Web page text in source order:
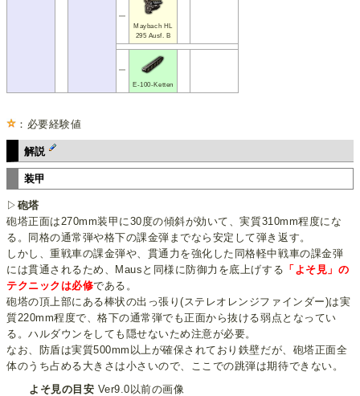
━
Maybach HL
295 Ausf. B
━
E-100-Ketten
：必要経験値
解説
装甲
▷ 砲塔
砲塔正面は270mm装甲に30度の傾斜が効いて、実質310mm程度にな
る。同格の通常弾や格下の課金弾までなら安定して弾き返す。
しかし、重戦車の課金弾や、貫通力を強化した同格軽中戦車の課金弾
には貫通されるため、Mausと同様に防御力を底上げする 「よそ見」の
テクニックは必修である。
砲塔の頂上部にある棒状の出っ張り(ステレオレンジファインダー)は実
質220mm程度で、格下の通常弾でも正面から抜ける弱点となってい
る。ハルダウンをしても隠せないため注意が必要。
なお、防盾は実質500mm以上が確保されており鉄壁だが、砲塔正面全
体のうち占める大きさは小さいので、ここでの跳弾は期待できない。
よそ見の目安 Ver9.0以前の画像